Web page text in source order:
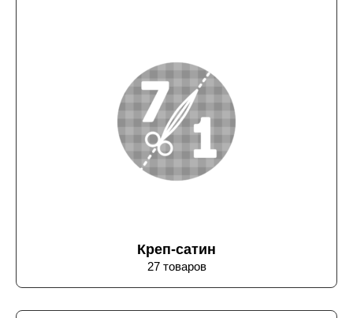
Креп-сатин
27 товаров